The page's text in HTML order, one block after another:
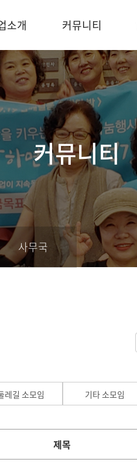
소개 커뮤니티
커뮤니티
사무국
레길 소모임 기타 소모임
제목